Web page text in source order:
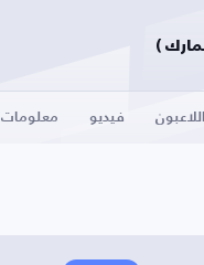
اللاعبون فيديو معلومات